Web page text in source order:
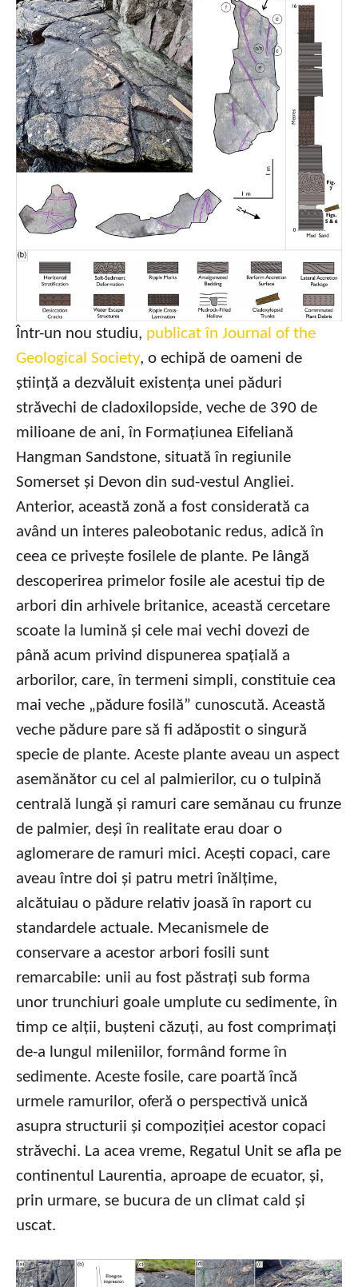
Într-un nou studiu, publicat în Journal of the
Geological Society, o echipă de oameni de
știință a dezvăluit existența unei păduri
străvechi de cladoxilopside, veche de 390 de
milioane de ani, în Formațiunea Eifeliană
Hangman Sandstone, situată în regiunile
Somerset și Devon din sud-vestul Angliei.
Anterior, această zonă a fost considerată ca
având un interes paleobotanic redus, adică în
ceea ce privește fosilele de plante. Pe lângă
descoperirea primelor fosile ale acestui tip de
arbori din arhivele britanice, această cercetare
scoate la lumină și cele mai vechi dovezi de
până acum privind dispunerea spațială a
arborilor, care, în termeni simpli, constituie cea
mai veche „pădure fosilă” cunoscută. Această
veche pădure pare să fi adăpostit o singură
specie de plante. Aceste plante aveau un aspect
asemănător cu cel al palmierilor, cu o tulpină
centrală lungă și ramuri care semănau cu frunze
de palmier, deși în realitate erau doar o
aglomerare de ramuri mici. Acești copaci, care
aveau între doi și patru metri înălțime,
alcătuiau o pădure relativ joasă în raport cu
standardele actuale. Mecanismele de
conservare a acestor arbori fosili sunt
remarcabile: unii au fost păstrați sub forma
unor trunchiuri goale umplute cu sedimente, în
timp ce alții, bușteni căzuți, au fost comprimați
de-a lungul mileniilor, formând forme în
sedimente. Aceste fosile, care poartă încă
urmele ramurilor, oferă o perspectivă unică
asupra structurii și compoziției acestor copaci
străvechi. La acea vreme, Regatul Unit se afla pe
continentul Laurentia, aproape de ecuator, și,
prin urmare, se bucura de un climat cald și
uscat.